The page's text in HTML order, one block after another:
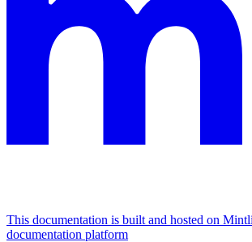
This documentation is built and hosted on
documentation platform